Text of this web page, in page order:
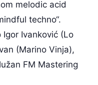
melodic acid
techno“.
Ivanković (Lo
(Marino Vinja),
FM Mastering